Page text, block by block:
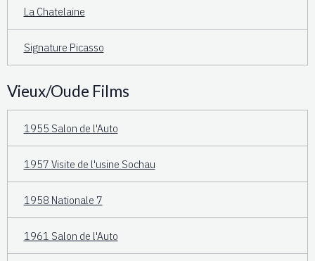
La Chatelaine
Signature Picasso
Vieux/Oude Films
1955 Salon de l'Auto
1957 Visite de l'usine Sochau
1958 Nationale 7
1961 Salon de l'Auto